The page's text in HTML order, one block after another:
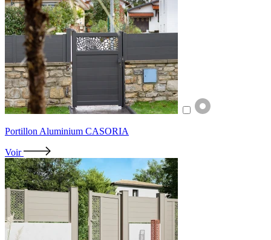
Portillon Aluminium CASORIA
Voir